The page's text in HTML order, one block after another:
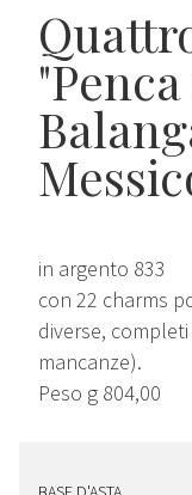
in argento 833
con 22 charms
diverse,
mancanze).
Peso g 804,00